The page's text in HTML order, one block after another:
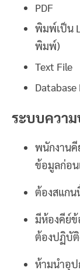
PDF
พิมพ์เป็น
พิมพ์)
Text File
Database
ระบบควา
พนักงาน
ข้อมูลก่อน
ต้องสแกน
มีห้องคีย์ข้
ต้องปฏิบัติ
ห้ามนำอุ